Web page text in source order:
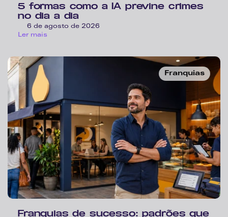
5 formas como a IA previne crimes
no dia a dia
6 de agosto de 2026
Ler mais
Franquias
Franquias de sucesso: padrões que